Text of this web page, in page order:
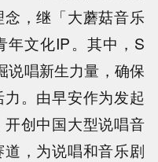
，继「大蘑菇音乐
年文化IP。其中，S
说唱新生力量，确保
。由早安作为发起
创中国大型说唱音
，为说唱和音乐剧